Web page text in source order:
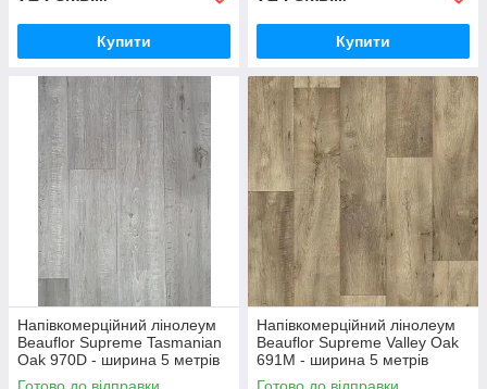
Купити Купити
Напівкомерційний лінолеум
Beauflor Supreme Tasmanian
Oak 970D - ширина 5 метрів
Готово до відправки
Напівкомерційний лінолеум
Beauflor Supreme Valley Oak
691M - ширина 5 метрів
Готово до відправки